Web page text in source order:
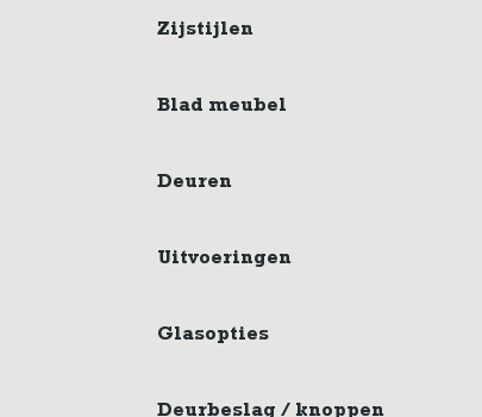
Zijstijlen
Blad meubel
Deuren
Uitvoeringen
Glasopties
Deurbeslag / knoppen